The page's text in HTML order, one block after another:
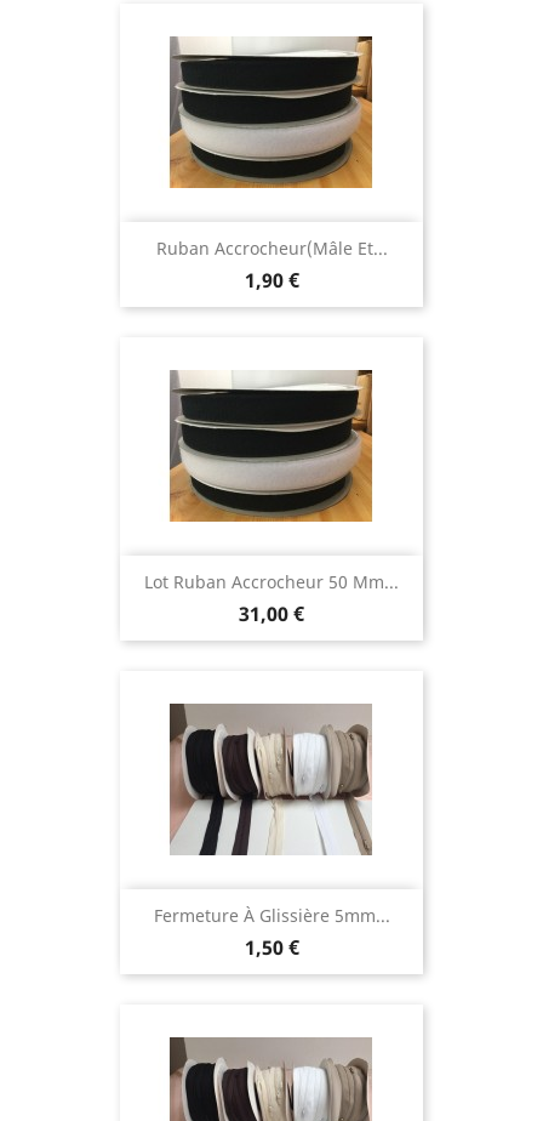
Ruban Accrocheur(mâle Et...
Prix
1,90 €
Lot Ruban Accrocheur 50 Mm...
Prix
31,00 €
Fermeture À Glissière 5mm...
Prix
1,50 €